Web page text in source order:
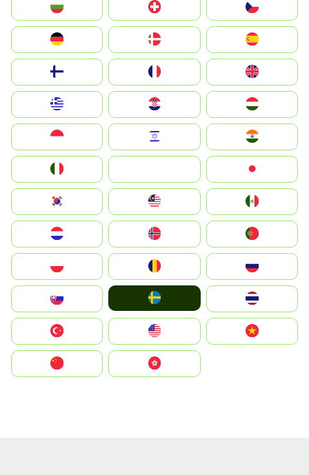
Switzerland
Deutschland
United Kingdom
Magyarország
South Korea
United States
中國香港特別行政區